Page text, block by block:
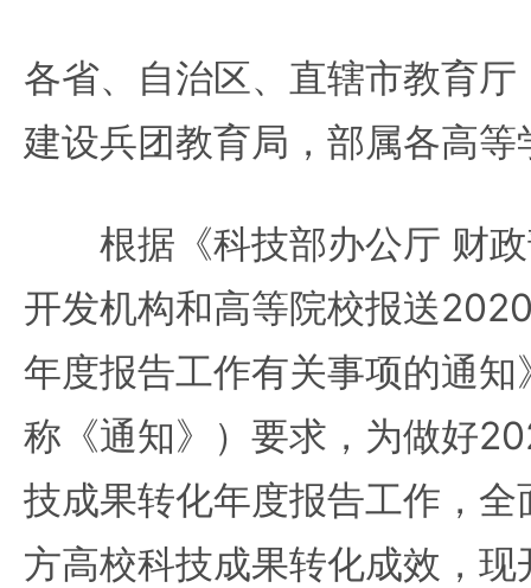
各省、自治区、直辖市教育
建设兵团教育局，部属各高等
根据《科技部办公厅 财政
开发机构和高等院校报送
年度报告工作有关事项的通
称《通知》）要求，为做好
技成果转化年度报告工作，
方高校科技成果转化成效，